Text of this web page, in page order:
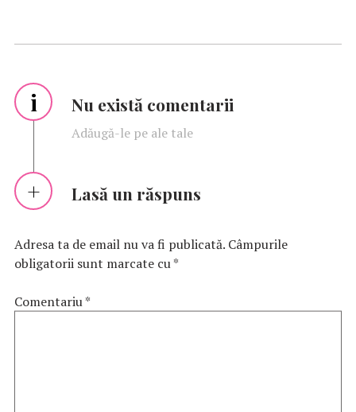
i Nu există comentarii
Adăugă-le pe ale tale
Lasă un răspuns
Adresa ta de email nu va fi publicată. Câmpurile
obligatorii sunt marcate cu*
Comentariu*